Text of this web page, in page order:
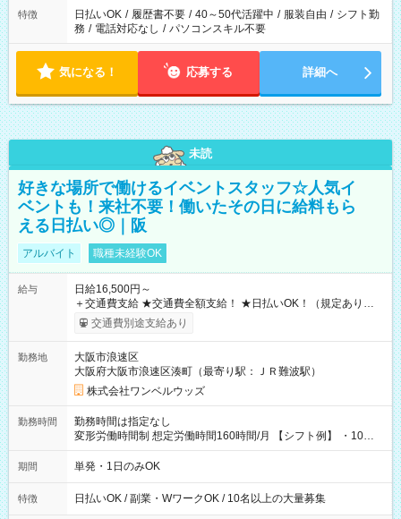
特徴 日払いOK / 履歴書不要 / 40～50代活躍中 / 服装自由 / シフト勤
務 / 電話対応なし / パソコンスキル不要
気になる！ 応募する 詳細へ
未読
好きな場所で働けるイベントスタッフ☆人気イ
ベントも！来社不要！働いたその日に給料もら
える日払い◎｜阪
アルバイト 職種未経験OK
給与
日給16,500円～
＋交通費支給 ★交通費全額支給！ ★日払いOK！（規定あり） ┗
働いたその日に現金GET♪ お仕事後はコンビニATMから 日払
交通費別途支給あり
勤務地
大阪市浪速区
大阪府大阪市浪速区湊町（最寄り駅：ＪＲ難波駅）
株式会社ワンベルウッズ
勤務時間
勤務時間は指定なし
変形労働時間制 想定労働時間160時間/月 【シフト例】 ・10：
00～20：00
期間 単発・1日のみOK
特徴 日払いOK / 副業・WワークOK / 10名以上の大量募集